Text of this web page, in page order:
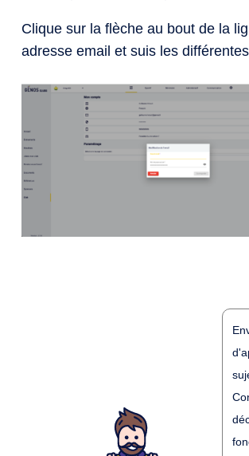
Clique sur la flèche au bout de la
adresse email et suis les